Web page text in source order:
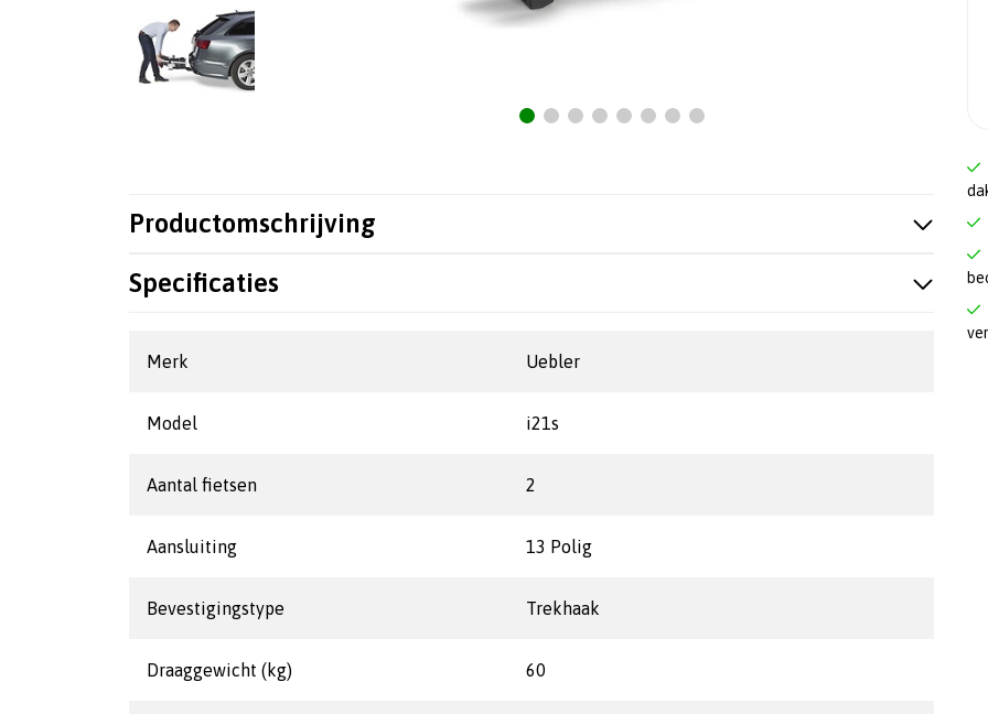
Productomschrijving
Specificaties
Merk Uebler
Model i21s
Aantal fietsen 2
Aansluiting 13 Polig
Bevestigingstype Trekhaak
Draaggewicht (kg) 60